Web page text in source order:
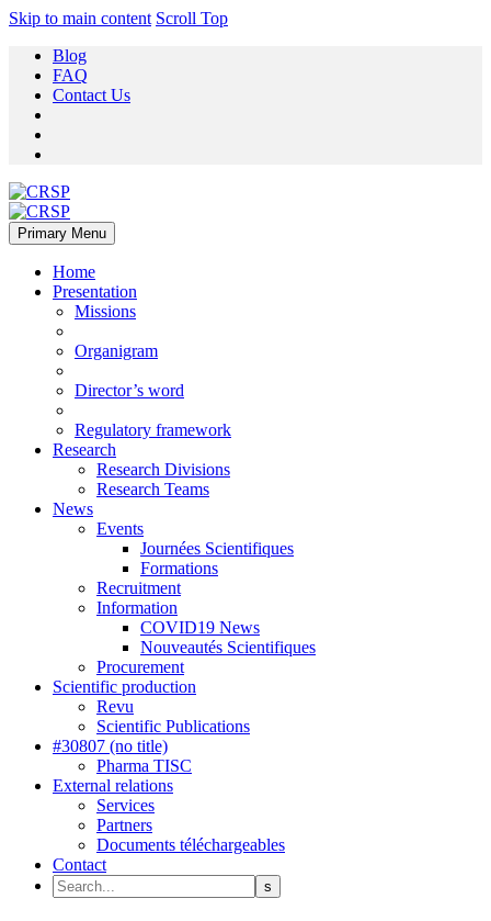
Skip to main content Scroll Top
Blog
FAQ
Contact Us
Primary Menu
Home
Presentation
Missions
Organigram
Director’s word
Regulatory framework
Research
Research Divisions
Research Teams
News
Events
Journées Scientifiques
Formations
Recruitment
Information
COVID19 News
Nouveautés Scientifiques
Procurement
Scientific production
Revu
Scientific Publications
#30807 (no title)
Pharma TISC
External relations
Services
Partners
Documents téléchargeables
Contact